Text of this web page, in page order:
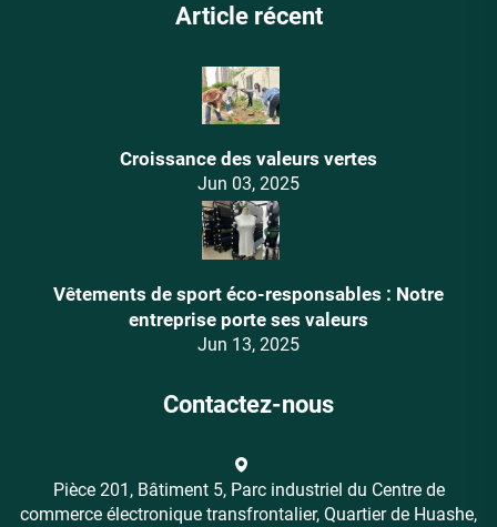
Article récent
Croissance des valeurs vertes
Jun 03, 2025
Vêtements de sport éco-responsables : Notre
entreprise porte ses valeurs
Jun 13, 2025
Contactez-nous
Pièce 201, Bâtiment 5, Parc industriel du Centre de
commerce électronique transfrontalier, Quartier de Huashe,